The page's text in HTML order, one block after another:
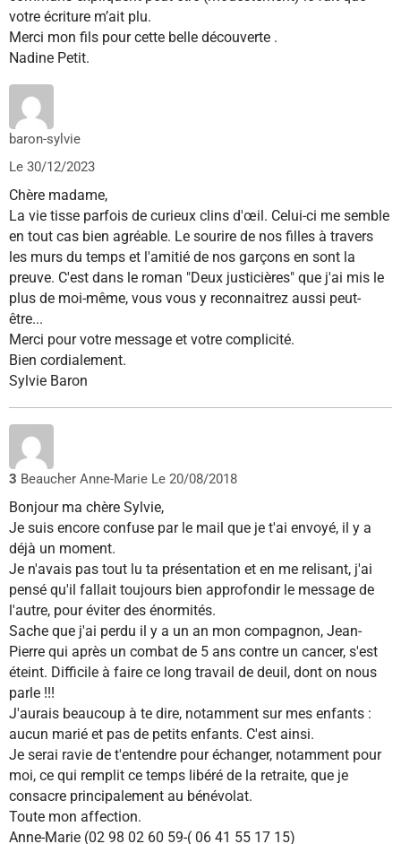
votre écriture m’ait plu.
Merci mon fils pour cette belle découverte .
Nadine Petit.
baron-sylvie
Le 30/12/2023
Chère madame,
La vie tisse parfois de curieux clins d'œil. Celui-ci me semble
en tout cas bien agréable. Le sourire de nos filles à travers
les murs du temps et l'amitié de nos garçons en sont la
preuve. C'est dans le roman "Deux justicières" que j'ai mis le
plus de moi-même, vous vous y reconnaitrez aussi peut-
être...
Merci pour votre message et votre complicité.
Bien cordialement.
Sylvie Baron
3 Beaucher Anne-Marie Le 20/08/2018
Bonjour ma chère Sylvie,
Je suis encore confuse par le mail que je t'ai envoyé, il y a
déjà un moment.
Je n'avais pas tout lu ta présentation et en me relisant, j'ai
pensé qu'il fallait toujours bien approfondir le message de
l'autre, pour éviter des énormités.
Sache que j'ai perdu il y a un an mon compagnon, Jean-
Pierre qui après un combat de 5 ans contre un cancer, s'est
éteint. Difficile à faire ce long travail de deuil, dont on nous
parle !!!
J'aurais beaucoup à te dire, notamment sur mes enfants :
aucun marié et pas de petits enfants. C'est ainsi.
Je serai ravie de t'entendre pour échanger, notamment pour
moi, ce qui remplit ce temps libéré de la retraite, que je
consacre principalement au bénévolat.
Toute mon affection.
Anne-Marie (02 98 02 60 59-( 06 41 55 17 15)